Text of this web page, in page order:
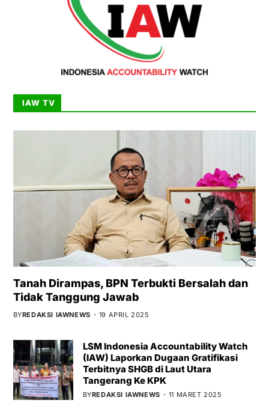
IAW TV
Tanah Dirampas, BPN Terbukti Bersalah dan
Tidak Tanggung Jawab
BYREDAKSI IAWNEWS 19 APRIL 2025
LSM Indonesia Accountability Watch
(IAW) Laporkan Dugaan Gratifikasi
Terbitnya SHGB di Laut Utara
Tangerang Ke KPK
BYREDAKSI IAWNEWS 11 MARET 2025